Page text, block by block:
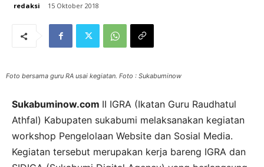
redaksi 15 Oktober 2018
Foto bersama guru RA usai kegiatan. Foto : Sukabuminow
Sukabuminow.com II IGRA (Ikatan Guru Raudhatul
Athfal) Kabupaten sukabumi melaksanakan kegiatan
workshop Pengelolaan Website dan Sosial Media.
Kegiatan tersebut merupakan kerja bareng IGRA dan